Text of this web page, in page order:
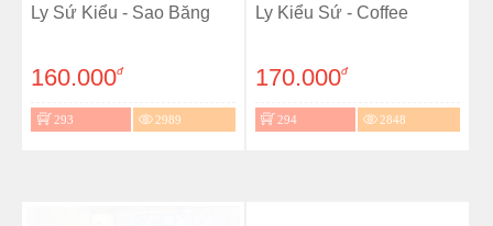
Ly Sứ Kiểu - Sao Băng
160.000đ
293 2989
Ly Kiểu Sứ - Coffee
170.000đ
294 2848